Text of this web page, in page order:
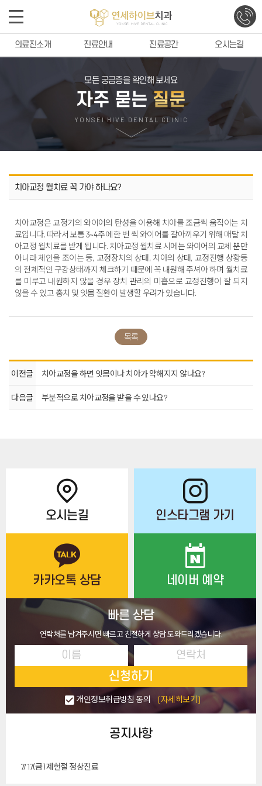
의료진소개 진료안내 진료공간 오시는길
모든 궁금증을 확인해 보세요
자주 묻는질문
YONSEI HIVE DENTAL CLINIC
치아교정 월치료 꼭 가야 하나요?
치아교정은 교정기의 와이어의 탄성을 이용해 치아를 조금씩 움직이는 치
료입니다. 따라서 보통 3~4주에 한 번 씩 와이어를 갈아끼우기 위해 매달 치
아교정 월치료를 받게 됩니다. 치아교정 월치료 시에는 와이어의 교체 뿐만
아니라 체인을 조이는 등, 교정장치의 상태, 치아의 상태, 교정진행 상황등
의 전체적인 구강상태까지 체크하기 떄문에 꼭 내원해 주셔야 하며 월치료
를 미루고 내원하지 않을 경우 장치 관리의 미흡으로 교정진행이 잘 되지
않을 수 있고 충치 및 잇몸 질환이 발생할 우려가 있습니다.
목록
이전글 치아교정을 하면 잇몸이나 치아가 약해지지 않나요?
다음글 부분적으로 치아교정을 받을 수 있나요?
공지사항
7/17(금) 제헌절 정상진료
오시는길 인스타그램 가기
카카오톡 상담 네이버 예약
빠른 상담
연락처를 남겨주시면 빠르고 친절하게 상담 도와드리겠습니다.
신청하기
개인정보취급방침 동의 [자세히보기]